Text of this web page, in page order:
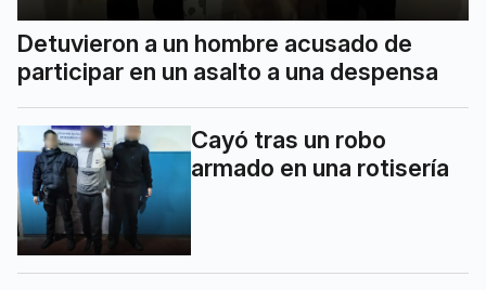
Detuvieron a un hombre acusado de
participar en un asalto a una despensa
Cayó tras un robo
armado en una rotisería